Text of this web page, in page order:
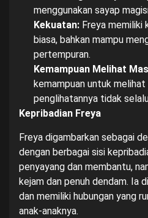
menggunakan sayap
Kekuatan: Freya memiliki
biasa, bahkan mampu
pertempuran.
Kemampuan Melihat
kemampuan untuk
penglihatannya tidak
Kepribadian Freya
Freya digambarkan sebagai
dengan berbagai sisi
penyayang dan membantu,
kejam dan penuh dendam. Ia
dan memiliki hubungan yang
anak-anaknya.